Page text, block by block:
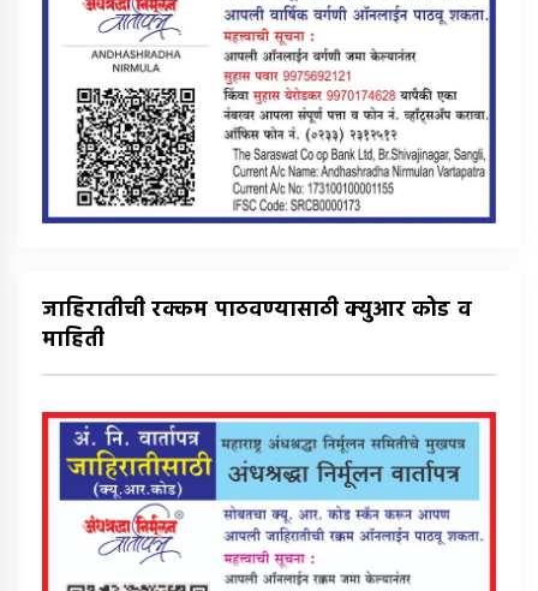
जाहिरातीची रक्कम पाठवण्यासाठी क्युआर कोड व
माहिती